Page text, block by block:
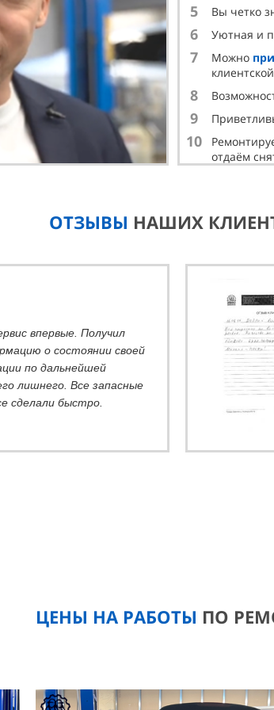
5 Вы четко
6 Уютная и
7 Можно
8
9
10
отдаём
ОТЗЫВЫ НАШИХ
впервые. Получил
о состоянии своей
по дальнейшей
лишнего. Все запасные
сделали быстро.
ЦЕНЫ НА РАБОТЫ ПО